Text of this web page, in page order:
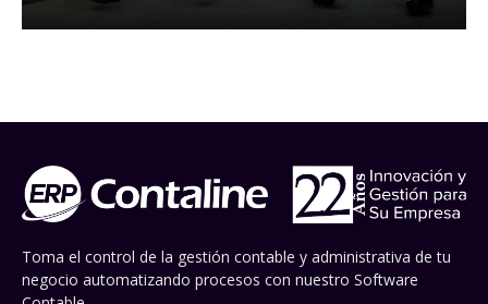
Toma el control de la gestión contable y administrativa de tu
negocio automatizando procesos con nuestro Software